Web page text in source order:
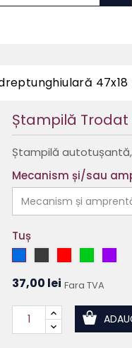
47x18
Ștampilă Trodat
Ștampilă
Mecanism și/sau
Tuș
Albastru
37,00 lei Fara TVA